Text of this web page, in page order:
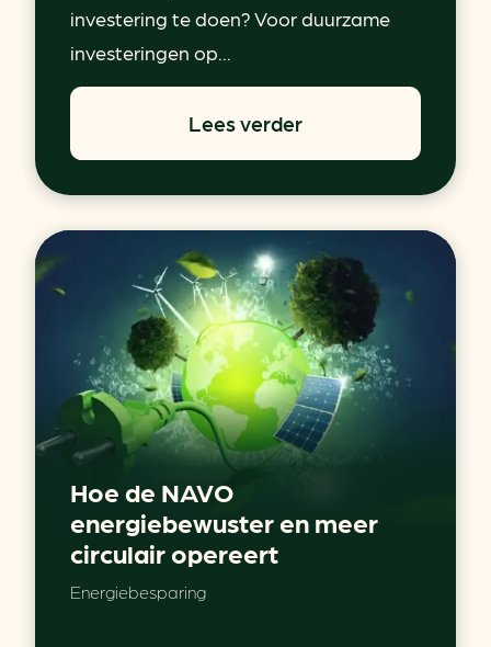
investering te doen? Voor duurzame
investeringen op...
Lees verder
Hoe de NAVO
energiebewuster en meer
circulair opereert
Energiebesparing